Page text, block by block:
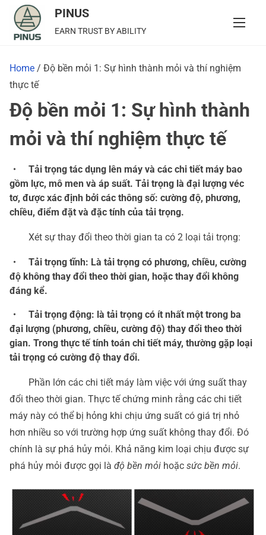
PINUS
EARN TRUST BY ABILITY
Home / Độ bền mỏi 1: Sự hình thành mỏi và thí nghiệm
thực tế
Độ bền mỏi 1: Sự hình thành
mỏi và thí nghiệm thực tế
・ Tải trọng tác dụng lên máy và các chi tiết máy bao
gồm lực, mô men và áp suất. Tải trọng là đại lượng véc
tơ, được xác định bởi các thông số: cường độ, phương,
chiều, điểm đặt và đặc tính của tải trọng.
Xét sự thay đổi theo thời gian ta có 2 loại tải trọng:
・ Tải trọng tĩnh: Là tải trọng có phương, chiều, cường
độ không thay đổi theo thời gian, hoặc thay đổi không
đáng kể.
・ Tải trọng động: là tải trọng có ít nhất một trong ba
đại lượng (phương, chiều, cường độ) thay đổi theo thời
gian. Trong thực tế tính toán chi tiết máy, thường gặp loại
tải trọng có cường độ thay đổi.
Phần lớn các chi tiết máy làm việc với ứng suất thay
đổi theo thời gian. Thực tế chứng minh rằng các chi tiết
máy này có thể bị hỏng khi chịu ứng suất có giá trị nhỏ
hơn nhiều so với trường hợp ứng suất không thay đổi. Đó
chính là sự phá hủy mỏi. Khả năng kim loại chịu được sự
phá hủy mỏi được gọi là độ bền mỏi hoặc sức bền mỏi.